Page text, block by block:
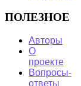
ПОЛЕЗНОЕ
Авторы
О
проекте
Вопросы-
ответы